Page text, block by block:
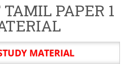
PAPER 1
MATERIAL